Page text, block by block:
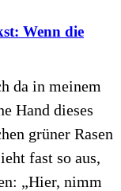
Wenn die
da in meinem
Hand dieses
grüner Rasen
fast so aus,
„Hier, nimm